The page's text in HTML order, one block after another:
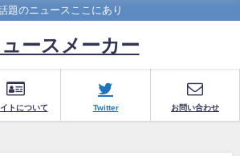
題のニュースここにあり
ースメーカー
トについて Twitter お問い合わせ